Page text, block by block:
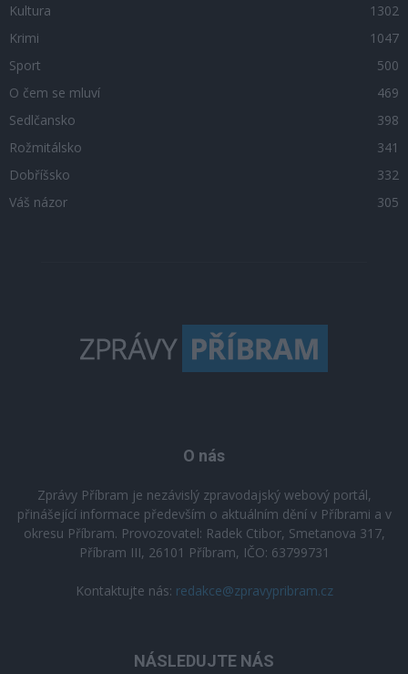
Kultura
1302
Krimi
1047
Sport
500
O čem se mluví
469
Sedlčansko
398
Rožmitálsko
341
Dobříšsko
332
Váš názor
305
O nás
Zprávy Příbram je nezávislý zpravodajský webový portál,
přinášející informace především o aktuálním dění v Příbrami a v
okresu Příbram. Provozovatel: Radek Ctibor, Smetanova 317,
Příbram III, 26101 Příbram, IČO: 63799731
Kontaktujte nás: redakce@zpravypribram.cz
NÁSLEDUJTE NÁS